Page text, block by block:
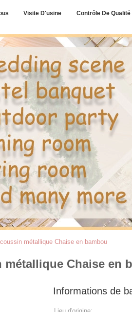
Visite D'usine Contrôle De Qualité
métallique Chaise en bambou
Chaise en
Informations de